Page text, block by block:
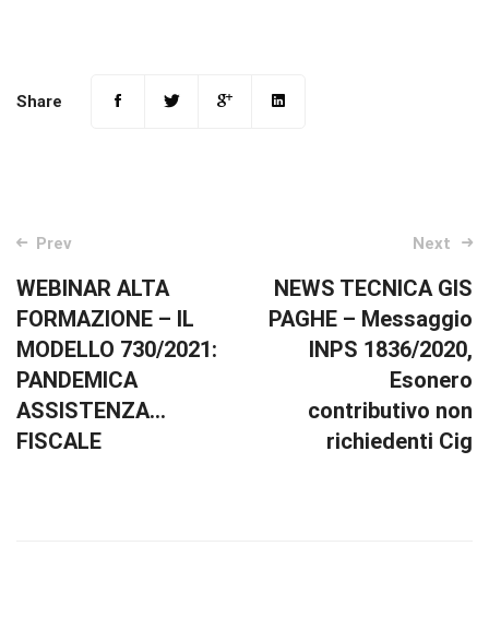
Share
Post
navigation
Prev
WEBINAR ALTA
FORMAZIONE – IL
MODELLO 730/2021:
PANDEMICA
ASSISTENZA…
FISCALE
Next
NEWS TECNICA GIS
PAGHE – Messaggio
INPS 1836/2020,
Esonero
contributivo non
richiedenti Cig